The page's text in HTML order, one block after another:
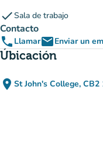
checkSala de trabajo
Contacto
phone LlamaremailEnviar un
Úbicación
place St John's College, CB2